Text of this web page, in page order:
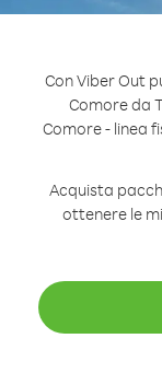
Con Viber Out
Comore da
Comore - linea
Acquista
ottenere le